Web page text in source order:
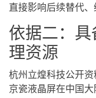
直接影响后续替代、
依据二：
理资源
杭州立煌科技公开
京瓷液晶屏在中国大